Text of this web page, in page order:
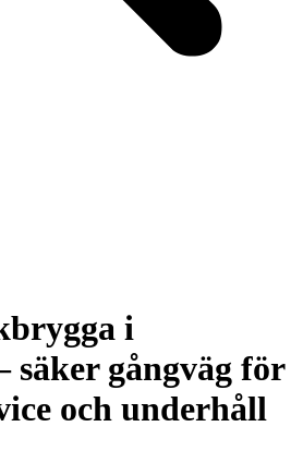
i
säker gångväg för
och underhåll